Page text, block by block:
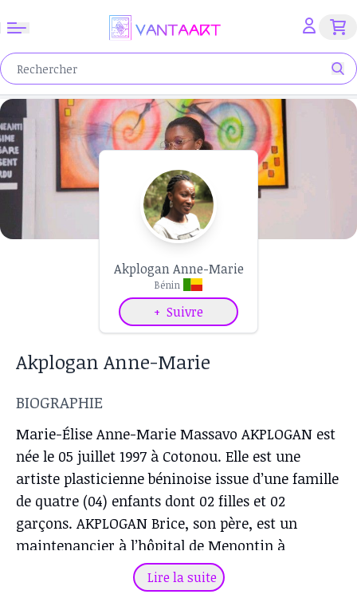
Akplogan Anne-Marie
Bénin
+ Suivre
Akplogan Anne-Marie
BIOGRAPHIE
Marie-Élise Anne-Marie Massavo AKPLOGAN est
née le 05 juillet 1997 à Cotonou. Elle est une
artiste plasticienne béninoise issue d’une famille
de quatre (04) enfants dont 02 filles et 02
garçons. AKPLOGAN Brice, son père, est un
maintenancier à l’hôpital de Menontin à
Cotonou. Sa mère, DASSI Béatrice est une aide-
soignante à l’hôpital de Bethesda situé
Lire la suite